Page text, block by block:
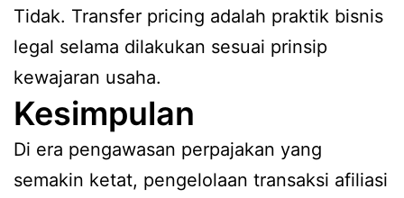
Tidak. Transfer pricing adalah praktik bisnis
legal selama dilakukan sesuai prinsip
kewajaran usaha.
Kesimpulan
Di era pengawasan perpajakan yang
semakin ketat, pengelolaan transaksi afiliasi